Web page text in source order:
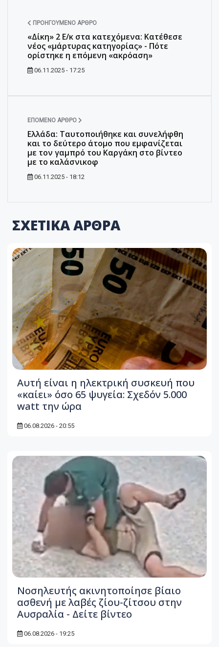
ΠΡΟΗΓΟΎΜΕΝΟ ΆΡΘΡΟ
«Δίκη» 2 Ε/κ στα κατεχόμενα: Κατέθεσε
νέος «μάρτυρας κατηγορίας» - Πότε
ορίστηκε η επόμενη «ακρόαση»
06.11.2025 - 17:25
ΕΠΌΜΕΝΟ ΆΡΘΡΟ
Ελλάδα: Ταυτοποιήθηκε και συνελήφθη
και το δεύτερο άτομο που εμφανίζεται
με τον γαμπρό του Καργάκη στο βίντεο
με το καλάσνικοφ
06.11.2025 - 18:12
ΣΧΕΤΙΚΑ ΑΡΘΡΑ
Αυτή είναι η ηλεκτρική συσκευή που
«καίει» όσο 65 ψυγεία: Σχεδόν 5.000
watt την ώρα
06.08.2026 - 20:55
Νοσηλευτής ακινητοποίησε βίαιο
ασθενή με λαβές ζίου-ζίτσου στην
Αυσραλία - Δείτε βίντεο
06.08.2026 - 19:25